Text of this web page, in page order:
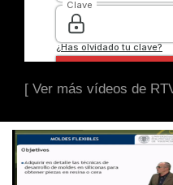
[ Ver más vídeos de